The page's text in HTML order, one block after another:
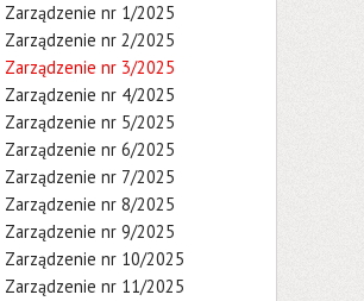
Zarządzenie nr 1/2025
Zarządzenie nr 2/2025
Zarządzenie nr 3/2025
Zarządzenie nr 4/2025
Zarządzenie nr 5/2025
Zarządzenie nr 6/2025
Zarządzenie nr 7/2025
Zarządzenie nr 8/2025
Zarządzenie nr 9/2025
Zarządzenie nr 10/2025
Zarządzenie nr 11/2025